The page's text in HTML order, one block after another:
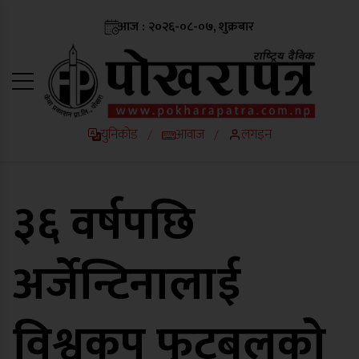
आज : २०२६-०८-०७, शुक्रबार
युनिकोड / आवाज / लगइन
३६ वर्षपछि
अर्जेन्टिनालाई